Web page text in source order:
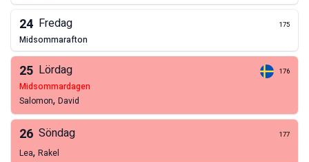
24 Fredag 175
midsommarafton
25 Lördag 176
midsommardagen
Salomon, David
26 Söndag 177
Lea, Rakel